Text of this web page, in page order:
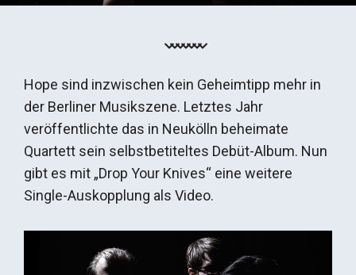
Hope sind inzwischen kein Geheimtipp mehr in
der Berliner Musikszene. Letztes Jahr
veröffentlichte das in Neukölln beheimate
Quartett sein selbstbetiteltes Debüt-Album. Nun
gibt es mit „Drop Your Knives“ eine weitere
Single-Auskopplung als Video.